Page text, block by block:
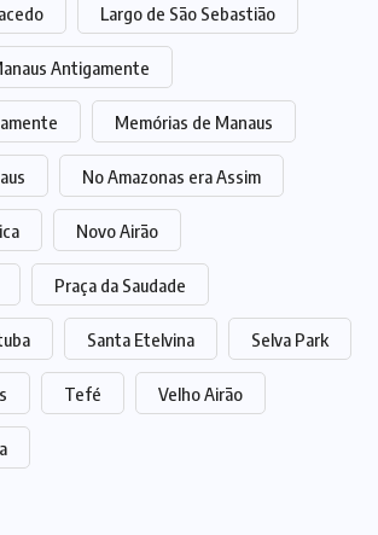
Largo de São Sebastião
Antigamente
Memórias de Manaus
No Amazonas era Assim
Novo Airão
Praça da Saudade
Santa Etelvina Selva Park
Tefé Velho Airão